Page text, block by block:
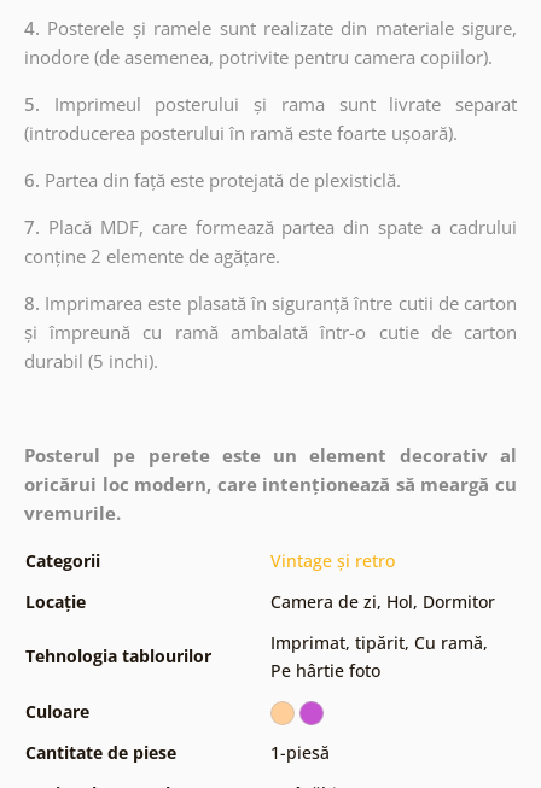
4. Posterele și ramele sunt realizate din materiale sigure,
inodore (de asemenea, potrivite pentru camera copiilor).
5. Imprimeul posterului și rama sunt livrate separat
(introducerea posterului în ramă este foarte ușoară).
6. Partea din față este protejată de plexisticlă.
7. Placă MDF, care formează partea din spate a cadrului
conține 2 elemente de agățare.
8. Imprimarea este plasată în siguranță între cutii de carton
și împreună cu ramă ambalată într-o cutie de carton
durabil (5 inchi).
Posterul pe perete este un element decorativ al
oricărui loc modern, care intenționează să meargă cu
vremurile.
Categorii
Vintage și retro
Locație
Camera de zi, Hol, Dormitor
Tehnologia tablourilor
Imprimat, tipărit, Cu ramă,
Pe hârtie foto
Culoare
Cantitate de piese
1-piesă